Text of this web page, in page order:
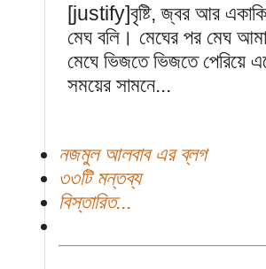
[justify]বৃষ্টি, জ্বর আর
মেঘ বলি। মেঘের পর মেঘ
মেঘে ভিজতে ভিজতে পেরিয়ে
সময়ের সামনে...
নজমুল আলবাব এর ব্লগ
৩৩টি মন্তব্য
বিস্তারিত...